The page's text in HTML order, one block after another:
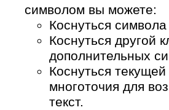
символом вы можете:
Коснуться
Коснуться другой
дополнительных
Коснуться
многоточия для
текст.